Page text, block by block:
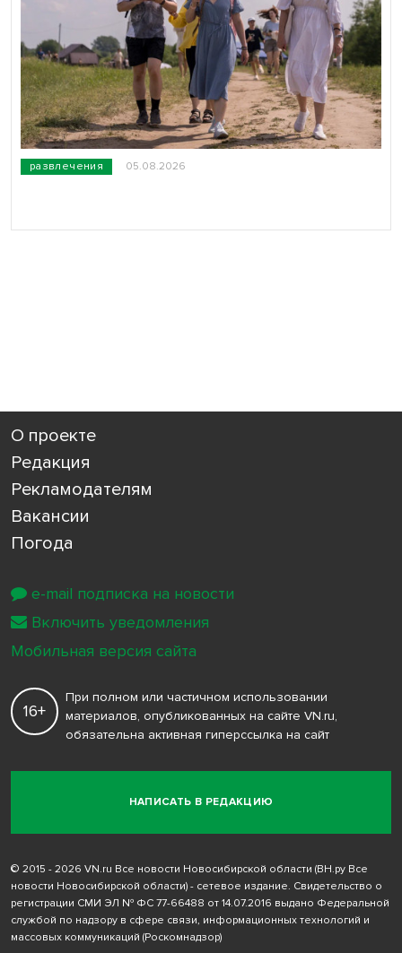
развлечения 05.08.2026
О проекте
Редакция
Рекламодателям
Вакансии
Погода
НАПИСАТЬ В РЕДАКЦИЮ
16+
При полном или частичном использовании
материалов, опубликованных на сайте VN.ru,
обязательна активная гиперссылка на сайт
© 2015 - 2026 VN.ru Все новости Новосибирской области (ВН.ру Все
новости Новосибирской области) - сетевое издание. Свидетельство о
регистрации СМИ ЭЛ № ФС 77-66488 от 14.07.2016 выдано Федеральной
службой по надзору в сфере связи, информационных технологий и
массовых коммуникаций (Роскомнадзор)
e-mail подписка на новости
Включить уведомления
Мобильная версия сайта